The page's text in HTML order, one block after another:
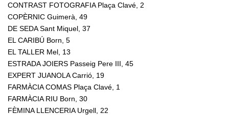
CONTRAST FOTOGRAFIA Plaça Clavé, 2
COPÈRNIC Guimerà, 49
DE SEDA Sant Miquel, 37
EL CARIBÚ Born, 5
EL TALLER Mel, 13
ESTRADA JOIERS Passeig Pere III, 45
EXPERT JUANOLA Carrió, 19
FARMÀCIA COMAS Plaça Clavé, 1
FARMÀCIA RIU Born, 30
FÈMINA LLENCERIA Urgell, 22